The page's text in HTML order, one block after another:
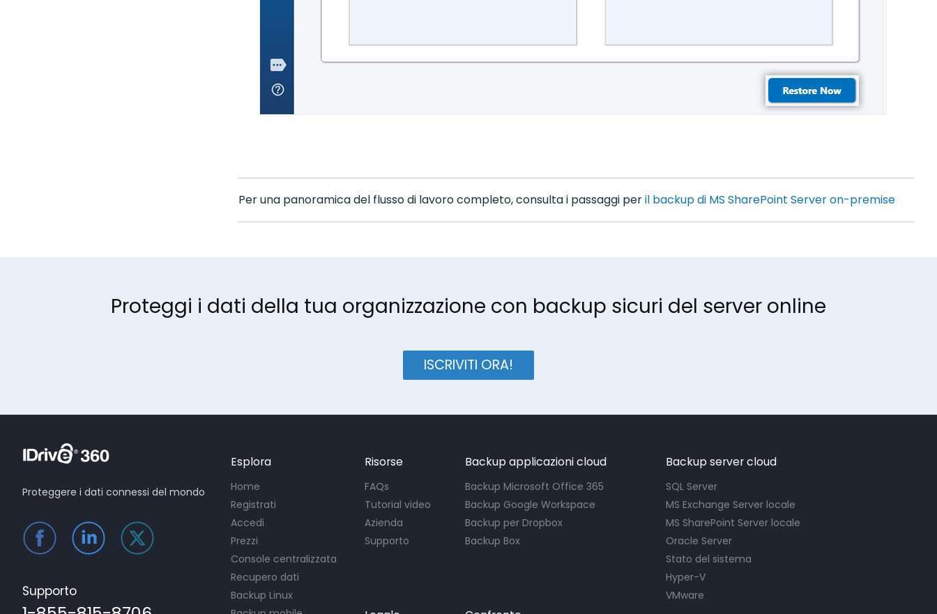
Per una panoramica del flusso di lavoro completo, consulta i passaggi peril backup di MS SharePoint Server on-premise
Proteggi i dati della tua organizzazione con backup sicuri del server online
ISCRIVITI ORA!
Proteggere i dati connessi del mondo
Supporto
Esplora
Home
Registrati
Accedi
Prezzi
Console centralizzata
Recupero dati
Backup Linux
Risorse
FAQs
Tutorial video
Azienda
Supporto
Backup applicazioni cloud
Backup Microsoft Office 365
Backup Google Workspace
Backup per Dropbox
Backup Box
Backup server cloud
SQL Server
MS Exchange Server locale
MS SharePoint Server locale
Oracle Server
Stato del sistema
Hyper-V
VMware